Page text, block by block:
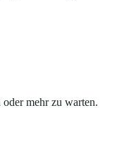
mehr zu warten.